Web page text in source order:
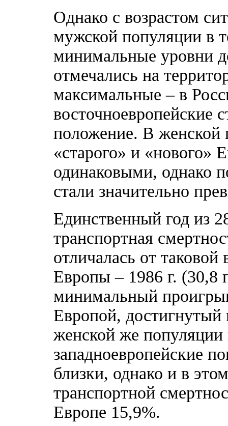
Однако с возрастом
мужской популяции в
минимальные уровни
отмечались на
максимальные – в
восточноевропейские
положение. В женской
«старого» и «нового»
одинаковыми, однако
стали значительно
Единственный год из
транспортная
отличалась от
Европы – 1986 г. (30,8
минимальный
Европой, достигнутый
женской же популяции
западноевропейские
близки, однако и в
транспортной
Европе 15,9%.